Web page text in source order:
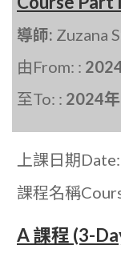
導師: Zuzana
由From: :
至To: : 2024
上課日期
課程名稱
A 課程 (3-